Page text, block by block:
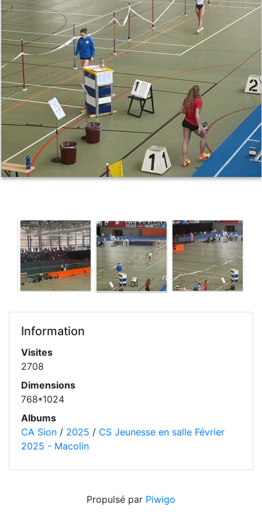
Information
Visites
2708
Dimensions
768*1024
Albums
CA Sion / 2025 / CS Jeunesse en salle Février
2025 - Macolin
Propulsé par Piwigo